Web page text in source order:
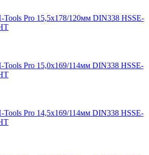
Tools Pro 15,5x178/120мм DIN338 HSSE-
Tools Pro 15,0x169/114мм DIN338 HSSE-
Tools Pro 14,5x169/114мм DIN338 HSSE-